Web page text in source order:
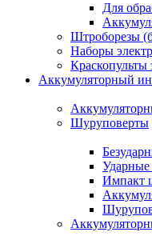
Для
Штроборезы
Наборы
Краскопульты
Аккумуляторный
Шуруповерты
Импакт